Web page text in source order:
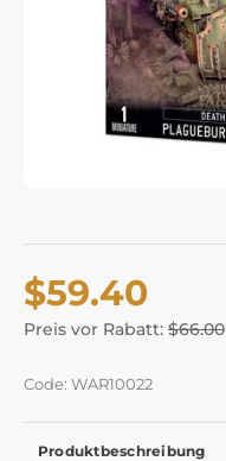
$59.40
Preis vor Rabatt: $66.00
Code: WAR10022
Produktbeschreibung